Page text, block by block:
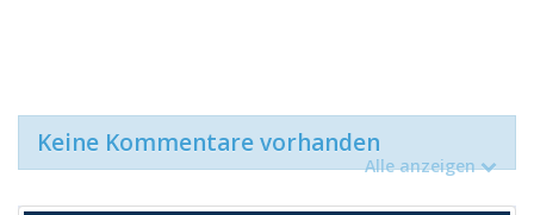
Keine Kommentare vorhanden
Alle anzeigen